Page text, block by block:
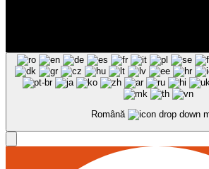
Română